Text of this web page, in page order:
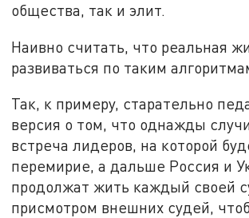
общества, так и элит.
Наивно считать, что реальная
развиваться по таким
Так, к примеру, старательно
версия о том, что однажды
встреча лидеров, на которой
перемирие, а дальше Россия и
продолжат жить каждый своей
присмотром внешних судей,